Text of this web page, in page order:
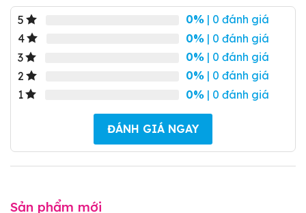
5 0% | 0 đánh giá
4
0% | 0 đánh giá
3
0% | 0 đánh giá
2
0% | 0 đánh giá
1
0% | 0 đánh giá
ĐÁNH GIÁ NGAY
Sản phẩm mới